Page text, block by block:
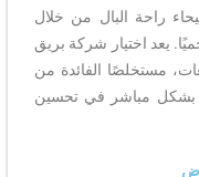
راحة البال من خلال
يعد اختيار شركة بريق
مستخلصًا الفائدة من
بشكل مباشر في تحسين